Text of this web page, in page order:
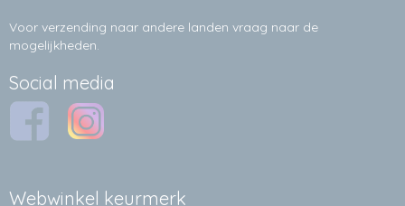
Voor verzending naar andere landen vraag naar de
mogelijkheden.
Social media
Webwinkel keurmerk